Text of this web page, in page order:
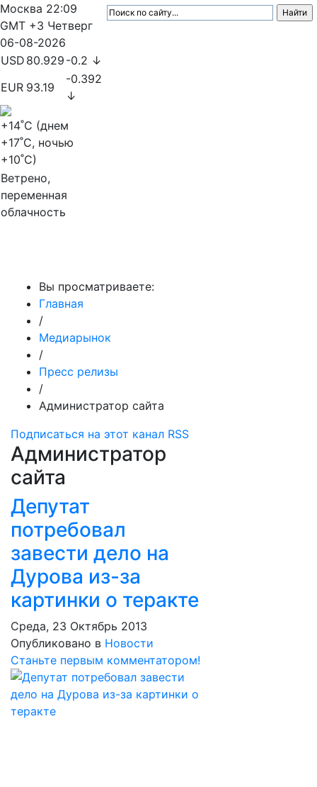
Москва 22:09
GMT +3 Четверг
06-08-2026
USD 80.929 -0.2 ↓
EUR 93.19
-0.392
↓
+14˚C (днем
+17˚C, ночью
+10˚C)
Ветрено,
переменная
облачность
Вы просматриваете:
Главная
/
Медиарынок
/
Пресс релизы
/
Администратор сайта
Подписаться на этот канал RSS
Администратор
сайта
Депутат
потребовал
завести дело на
Дурова из-за
картинки о теракте
Среда, 23 Октябрь 2013
Опубликовано в Новости
Станьте первым комментатором!